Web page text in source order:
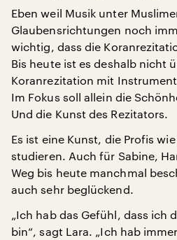
Eben weil Musik unter
Glaubensrichtungen noch
wichtig, dass die
Bis heute ist es deshalb nicht
Koranrezitation mit
Im Fokus soll allein die
Und die Kunst des Rezitators.
Es ist eine Kunst, die Profis
studieren. Auch für Sabine,
Weg bis heute manchmal
auch sehr beglückend.
„Ich hab das Gefühl, dass ich
bin“, sagt Lara. „Ich hab